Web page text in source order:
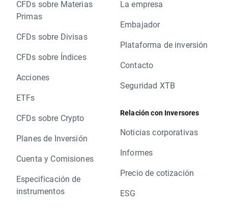
CFDs sobre Materias
Primas
CFDs sobre Divisas
CFDs sobre Índices
Acciones
ETFs
CFDs sobre Crypto
Planes de Inversión
Cuenta y Comisiones
Especificación de
instrumentos
La empresa
Embajador
Plataforma de inversión
Contacto
Seguridad XTB
Relación con Inversores
Noticias corporativas
Informes
Precio de cotización
ESG